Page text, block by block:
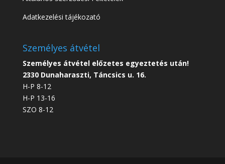
Adatkezelési tájékozató
Személyes átvétel
Személyes átvétel előzetes egyeztetés után!
2330 Dunaharaszti, Táncsics u. 16.
H-P 8-12
H-P 13-16
SZO 8-12